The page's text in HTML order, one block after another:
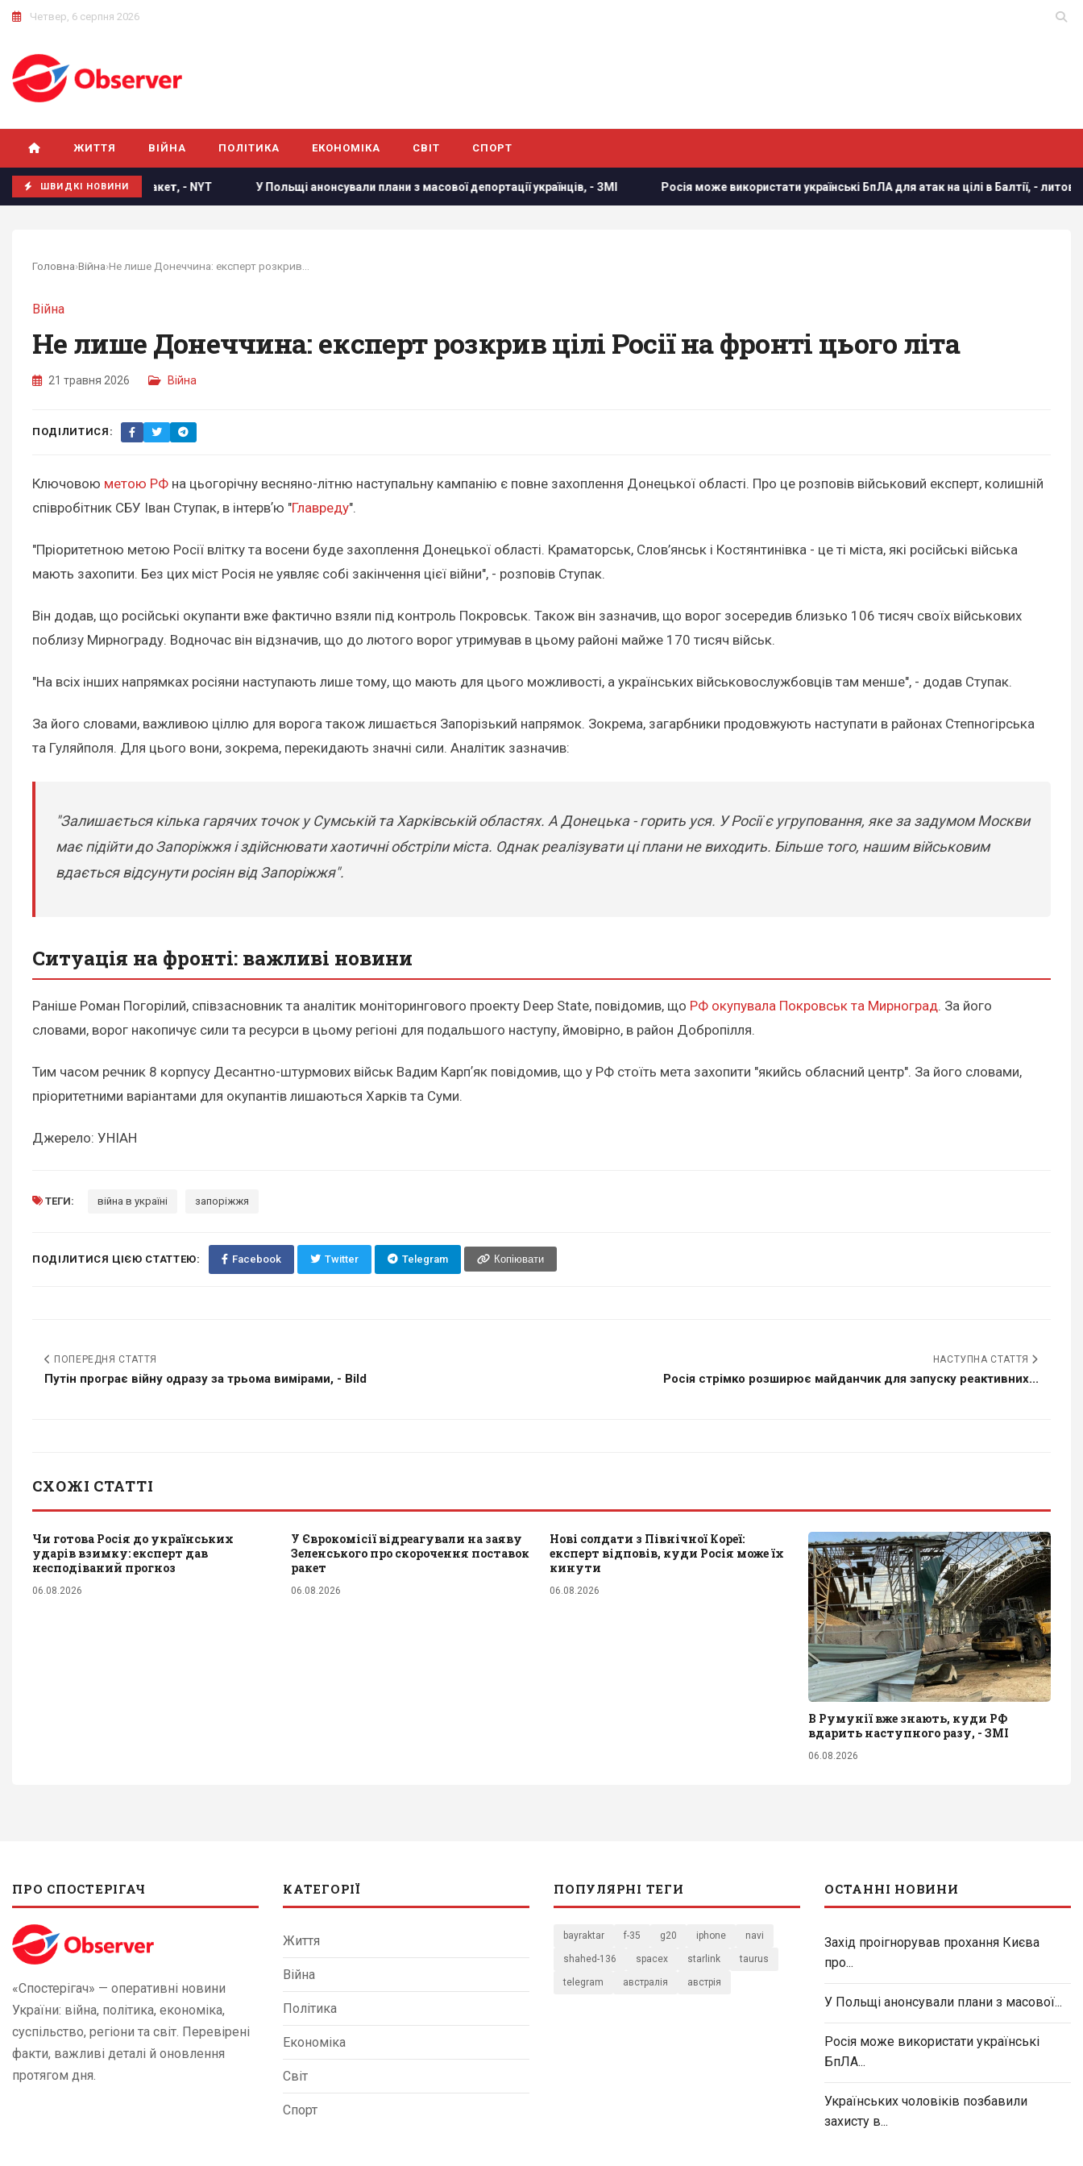
Четвер, 6 серпня 2026
ЖИТТЯ ВІЙНА ПОЛІТИКА ЕКОНОМІКА СВІТ СПОРТ
ШВИДКІ НОВИНИ
зенітних ракет, - NYT У Польщі анонсували плани з масової депортації українців, - ЗМІ Росія може використати українські БпЛА для атак на цілі в Балтії, - литовська
Головна›Війна›
Війна
Не лише Донеччина: експерт розкрив цілі Росії на фронті цього літа
21 травня 2026 Війна
ПОДІЛИТИСЯ:
Ключовою метою РФ на цьогорічну весняно-літню наступальну кампанію є повне захоплення Донецької області. Про це розповів військовий експерт, колишній
співробітник СБУ Іван Ступак, в інтервʼю "Главреду".
"Пріоритетною метою Росії влітку та восени буде захоплення Донецької області. Краматорськ, Слов’янськ і Костянтинівка - це ті міста, які російські війська
мають захопити. Без цих міст Росія не уявляє собі закінчення цієї війни", - розповів Ступак.
Він додав, що російські окупанти вже фактично взяли під контроль Покровськ. Також він зазначив, що ворог зосередив близько 106 тисяч своїх військових
поблизу Мирнограду. Водночас він відзначив, що до лютого ворог утримував в цьому районі майже 170 тисяч військ.
"На всіх інших напрямках росіяни наступають лише тому, що мають для цього можливості, а українських військовослужбовців там менше", - додав Ступак.
За його словами, важливою ціллю для ворога також лишається Запорізький напрямок. Зокрема, загарбники продовжують наступати в районах Степногірська
та Гуляйполя. Для цього вони, зокрема, перекидають значні сили. Аналітик зазначив:
"Залишається кілька гарячих точок у Сумській та Харківській областях. А Донецька - горить уся. У Росії є угруповання, яке за задумом Москви
має підійти до Запоріжжя і здійснювати хаотичні обстріли міста. Однак реалізувати ці плани не виходить. Більше того, нашим військовим
вдається відсунути росіян від Запоріжжя".
Ситуація на фронті: важливі новини
Раніше Роман Погорілий, співзасновник та аналітик моніторингового проекту Deep State, повідомив, що РФ окупувала Покровськ та Мирноград. За його
словами, ворог накопичує сили та ресурси в цьому регіоні для подальшого наступу, ймовірно, в район Добропілля.
Тим часом речник 8 корпусу Десантно-штурмових військ Вадим Карпʼяк повідомив, що у РФ стоїть мета захопити "якийсь обласний центр". За його словами,
пріоритетними варіантами для окупантів лишаються Харків та Суми.
Джерело: УНІАН
ТЕГИ: війна в україні запоріжжя
ПОДІЛИТИСЯ ЦІЄЮ СТАТТЕЮ: Facebook Twitter Telegram Копіювати
ПОПЕРЕДНЯ СТАТТЯ
Путін програє війну одразу за трьома вимірами, - Bild
НАСТУПНА СТАТТЯ
Росія стрімко розширює майданчик для запуску реактивних...
СХОЖІ СТАТТІ
Чи готова Росія до українських
ударів взимку: експерт дав
несподіваний прогноз
06.08.2026
У Єврокомісії відреагували на заяву
Зеленського про скорочення поставок
ракет
06.08.2026
Нові солдати з Північної Кореї:
експерт відповів, куди Росія може їх
кинути
06.08.2026
В Румунії вже знають, куди РФ
вдарить наступного разу, - ЗМІ
06.08.2026
ПРО СПОСТЕРІГАЧ
«Спостерігач» — оперативні новини
України: війна, політика, економіка,
суспільство, регіони та світ. Перевірені
факти, важливі деталі й оновлення
протягом дня.
КАТЕГОРІЇ
Життя
Війна
Політика
Економіка
Світ
Спорт
ПОПУЛЯРНІ ТЕГИ
bayraktar f-35 g20 iphone navi
shahed-136 spacex starlink taurus
telegram австралія австрія
ОСТАННІ НОВИНИ
Захід проігнорував прохання Києва
про...
У Польщі анонсували плани з масової...
Росія може використати українські
БпЛА...
Українських чоловіків позбавили
захисту в...